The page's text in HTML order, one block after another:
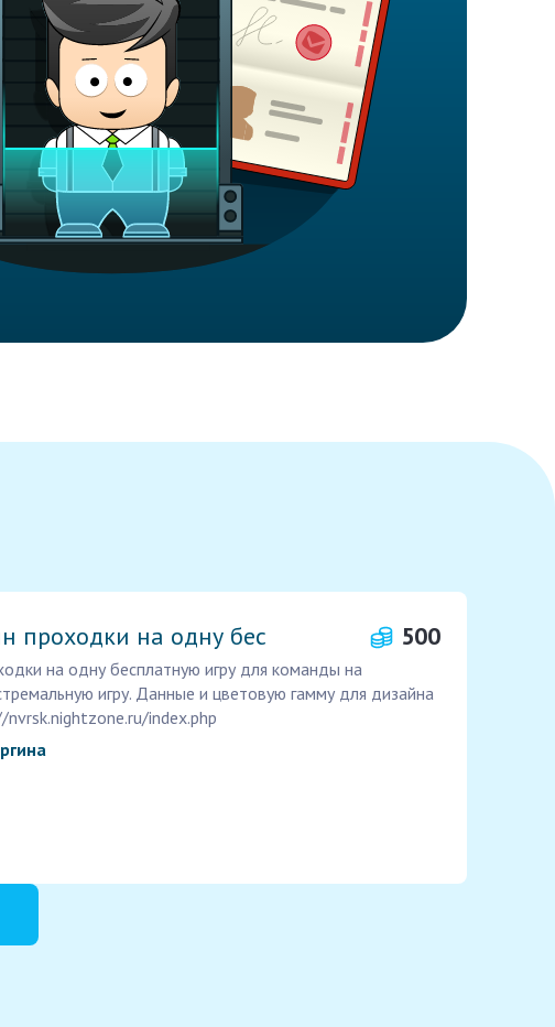
проходки на одну бес 500
на одну бесплатную игру для команды на
игру. Данные и цветовую гамму для дизайна
nvrsk.nightzone.ru/index.php